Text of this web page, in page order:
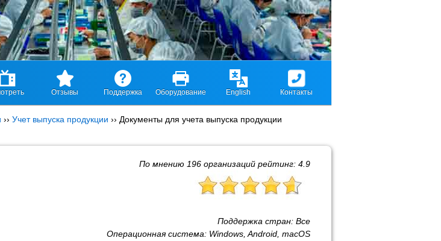
Отзывы Поддержка Оборудование English Контакты
›› Учет выпуска продукции ›› Документы для учета выпуска продукции
По мнению 196 организаций рейтинг: 4.9
Поддержка стран: Все
Операционная система: Windows, Android, macOS